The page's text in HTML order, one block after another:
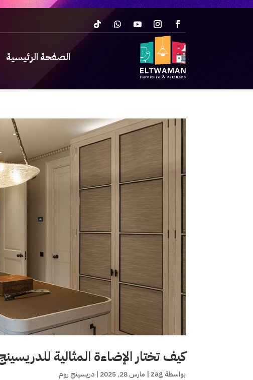
الصفحة الرئيسية
كيف تختار الإضاءة المثالية
بواسطة zag
| مارس 28, 2025 |دريسينج روم